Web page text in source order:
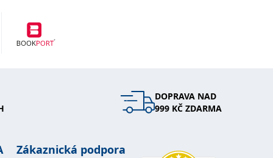
DOPRAVA NAD
999 KČ ZDARMA
Zákaznická podpora